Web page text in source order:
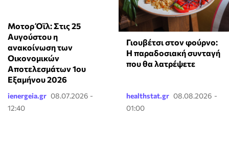
Μοτορ Όϊλ: Στις 25
Αυγούστου η
ανακοίνωση των
Οικονομικών
Αποτελεσμάτων 1ου
Εξαμήνου 2026
ienergeia.gr 08.07.2026 -
12:40
Γιουβέτσι στον φούρνο:
Η παραδοσιακή συνταγή
που θα λατρέψετε
healthstat.gr 08.08.2026 -
01:00